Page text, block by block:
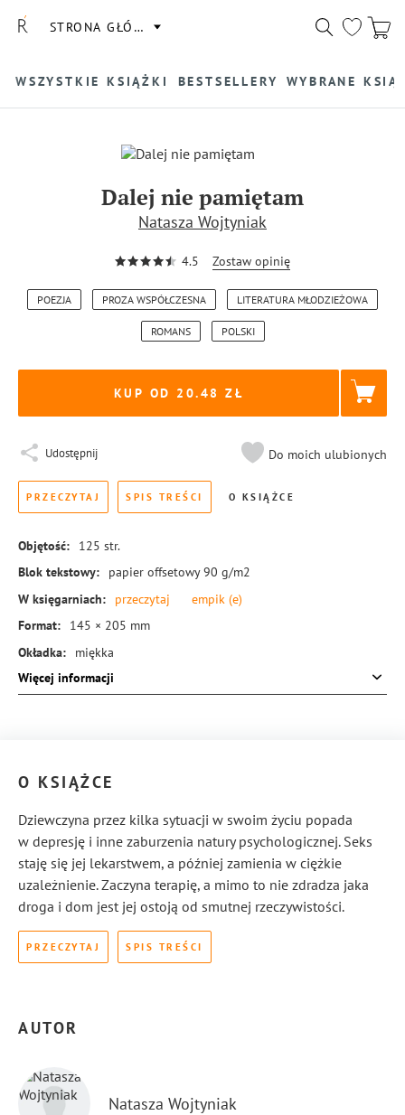
STRONA GŁÓWNA
WSZYSTKIE KSIĄŻKI BESTSELLERY WYBRANE
Dalej nie pamiętam
Natasza Wojtyniak
4.5 Zostaw opinię
POEZJA PROZA WSPÓŁCZESNA LITERATURA MŁODZIEŻOWA
ROMANS POLSKI
KUP OD 20.48
Udostępnij Do moich ulubionych
PRZECZYTAJ SPIS TREŚCI O KSIĄŻCE
Objętość: 125 str.
Blok tekstowy:
papier offsetowy 90 g/m2
W księgarniach:
przeczytaj empik (e)
Format:
145 × 205 mm
Okładka:
miękka
Rodzaj oprawy: blok klejony
Więcej informacji
O KSIĄŻCE
Dziewczyna przez kilka sytuacji w swoim życiu popada
w depresję i inne zaburzenia natury psychologicznej. Seks
staję się jej lekarstwem, a później zamienia w ciężkie
uzależnienie. Zaczyna terapię, a mimo to nie zdradza jaka
droga i dom jest jej ostoją od smutnej rzeczywistości.
PRZECZYTAJ SPIS TREŚCI
AUTOR
Natasza Wojtyniak